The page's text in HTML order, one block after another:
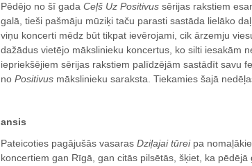
Pēdējo no šī gada Ceļš Uz Positivus sērijas rakstiem
galā, tieši pašmāju mūziķi taču parasti sastāda lielāko
viņu koncerti mēdz būt tikpat ievērojami, cik ārzemju
dažādus vietējo mākslinieku koncertus, ko silti iesakām
iepriekšējiem sērijas rakstiem palīdzējām sastādīt savu
no Positivus mākslinieku saraksta. Tiekamies šajā
ansis
Pateicoties pagājušās vasaras Dziļajai tūreipa
koncertiem gan Rīgā, gan citās pilsētās, šķiet, ka